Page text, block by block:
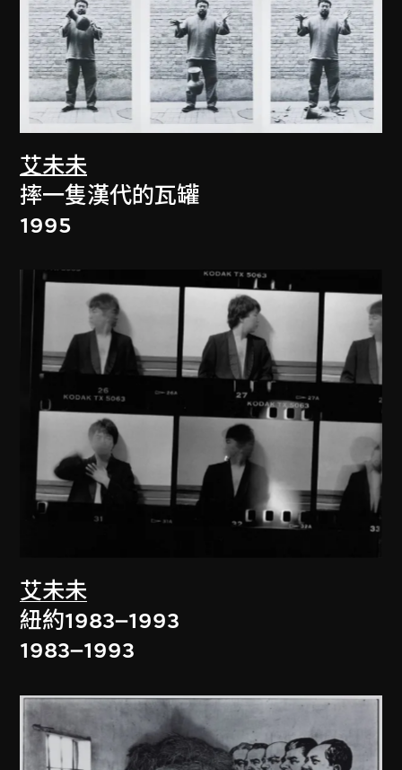
艾未未
摔一隻漢代的瓦罐
1995
艾未未
紐約1983–1993
1983–1993